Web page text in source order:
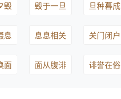
毁 毁于一旦 旦种暮成
息 息息相关 关门闭户
面 面从腹诽 诽誉在俗